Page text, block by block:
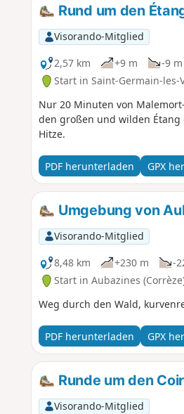
Rund um den
Visorando-Mitglied
2,57 km
+9 m -9 m
Start in Saint-Germain-les-
Nur 20 Minuten von
den großen und wilden Étang
Hitze.
PDF herunterladen GPX
Umgebung von
Visorando-Mitglied
8,48 km
+230 m -
Start in Aubazines
Weg durch den Wald,
PDF herunterladen GPX
Runde um den
Visorando-Mitglied